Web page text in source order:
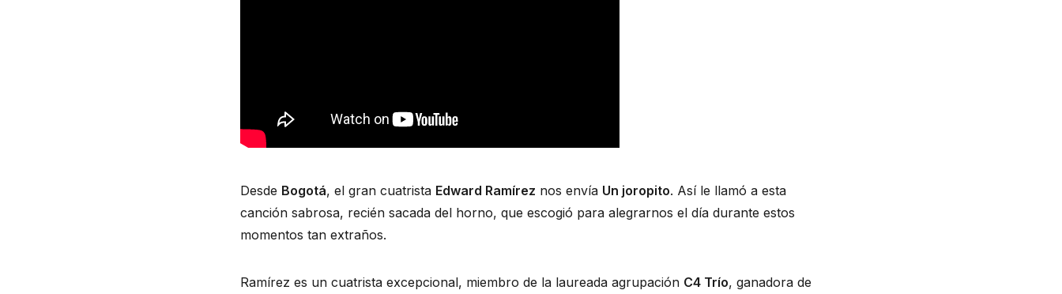
Desde Bogotá, el gran cuatrista Edward Ramírez nos envía Un joropito. Así le llamó a esta
canción sabrosa, recién sacada del horno, que escogió para alegrarnos el día durante estos
momentos tan extraños.
Ramírez es un cuatrista excepcional, miembro de la laureada agrupación C4 Trío, ganadora de